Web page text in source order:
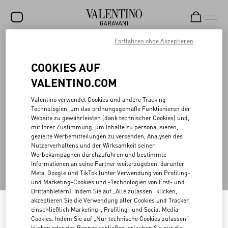
NEUHEITEN
DAMEN
HERREN
TASCHEN
GESCHENKE
SCHMUCK
V-UNIVERSE
Melden Sie sich für den Newsletter von Valentino an
Country Selector
Germany / German
KÖNNEN WIR IHNEN HELFEN?
Verfolgen Sie Ihre Bestellung
SERVICES
Welcome to Valentino Germany
COOKIES AUF
VALENTINO.COM
Valentino verwendet Cookies und andere Tracking-
Technologien, um das ordnungsgemäße Funktionieren der
Website zu gewährleisten (dank technischer Cookies) und,
mit Ihrer Zustimmung, um Inhalte zu personalisieren,
gezielte Werbemitteilungen zu versenden, Analysen des
Nutzerverhaltens und der Wirksamkeit seiner
Werbekampagnen durchzuführen und bestimmte
Informationen an seine Partner weiterzugeben, darunter
Meta, Google und TikTok (unter Verwendung von Profiling-
und Marketing-Cookies und -Technologien von Erst- und
Drittanbietern). Indem Sie auf „Alle zulassen“ klicken,
akzeptieren Sie die Verwendung aller Cookies und Tracker,
einschließlich Marketing-, Profiling- und Social Media-
Cookies. Indem Sie auf „Nur technische Cookies zulassen“
Fortfahren ohne Akzeptieren